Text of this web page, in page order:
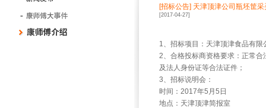
[招标公告] 天津顶津公司瓶坯筐
[2017-04-27]
1、招标项目：天津顶津食品有
2、合格投标商资格要求：正常
及法人身份证等合法证件；
3、招标说明会：
时间： 2017年5 月 5 日
地点：天津顶津简报室